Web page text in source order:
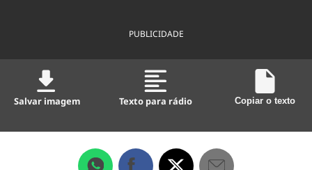
PUBLICIDADE
Salvar imagem Texto para rádio Copiar o texto